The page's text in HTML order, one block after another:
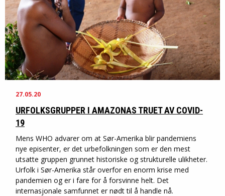
27.05.20
URFOLKSGRUPPER I AMAZONAS TRUET AV COVID-
19
Mens WHO advarer om at Sør-Amerika blir pandemiens
nye episenter, er det urbefolkningen som er den mest
utsatte gruppen grunnet historiske og strukturelle ulikheter.
Urfolk i Sør-Amerika står overfor en enorm krise med
pandemien og er i fare for å forsvinne helt. Det
internasjonale samfunnet er nødt til å handle nå.